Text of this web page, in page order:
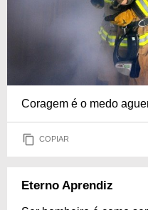
Coragem é o medo
COPIAR
Eterno Aprendiz